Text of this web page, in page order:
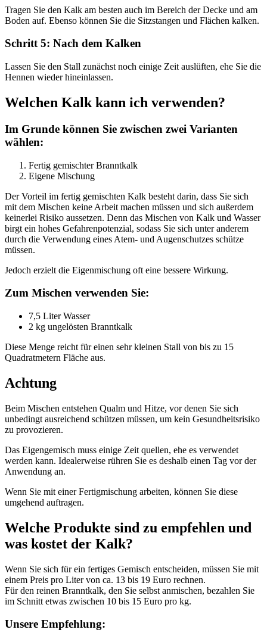
Tragen Sie den Kalk am besten auch im Bereich der Decke und am
Boden auf. Ebenso können Sie die Sitzstangen und Flächen kalken.
Schritt 5: Nach dem Kalken
Lassen Sie den Stall zunächst noch einige Zeit auslüften, ehe Sie die
Hennen wieder hineinlassen.
Welchen Kalk kann ich verwenden?
Im Grunde können Sie zwischen zwei Varianten
wählen:
Fertig gemischter Branntkalk
Eigene Mischung
Der Vorteil im fertig gemischten Kalk besteht darin, dass Sie sich
mit dem Mischen keine Arbeit machen müssen und sich außerdem
keinerlei Risiko aussetzen. Denn das Mischen von Kalk und Wasser
birgt ein hohes Gefahrenpotenzial, sodass Sie sich unter anderem
durch die Verwendung eines Atem- und Augenschutzes schütze
müssen.
Jedoch erzielt die Eigenmischung oft eine bessere Wirkung.
Zum Mischen verwenden Sie:
7,5 Liter Wasser
2 kg ungelösten Branntkalk
Diese Menge reicht für einen sehr kleinen Stall von bis zu 15
Quadratmetern Fläche aus.
Achtung
Beim Mischen entstehen Qualm und Hitze, vor denen Sie sich
unbedingt ausreichend schützen müssen, um kein Gesundheitsrisiko
zu provozieren.
Das Eigengemisch muss einige Zeit quellen, ehe es verwendet
werden kann. Idealerweise rühren Sie es deshalb einen Tag vor der
Anwendung an.
Wenn Sie mit einer Fertigmischung arbeiten, können Sie diese
umgehend auftragen.
Welche Produkte sind zu empfehlen und
was kostet der Kalk?
Wenn Sie sich für ein fertiges Gemisch entscheiden, müssen Sie mit
einem Preis pro Liter von ca. 13 bis 19 Euro rechnen.
Für den reinen Branntkalk, den Sie selbst anmischen, bezahlen Sie
im Schnitt etwas zwischen 10 bis 15 Euro pro kg.
Unsere Empfehlung: